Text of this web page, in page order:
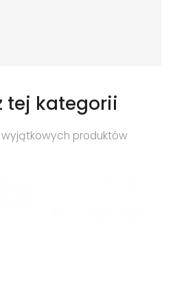
tej kategorii
wyjątkowych produktów